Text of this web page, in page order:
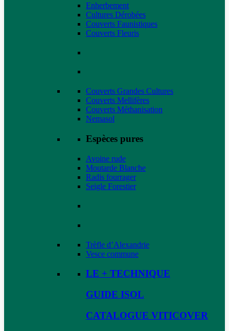
Enherbement
Cultures Dérobées
Couverts Faunistiques
Couverts Fleuris
Couverts Grandes Cultures
Couverts Mellifères
Couverts Méthanisation
Nemasol
Espèces pures
Avoine rude
Moutarde Blanche
Radis fourrager
Seigle Forestier
Trèfle d’Alexandrie
Vesce commune
LE + TECHNIQUE
GUIDE ISOL
CATALOGUE VITICOVER